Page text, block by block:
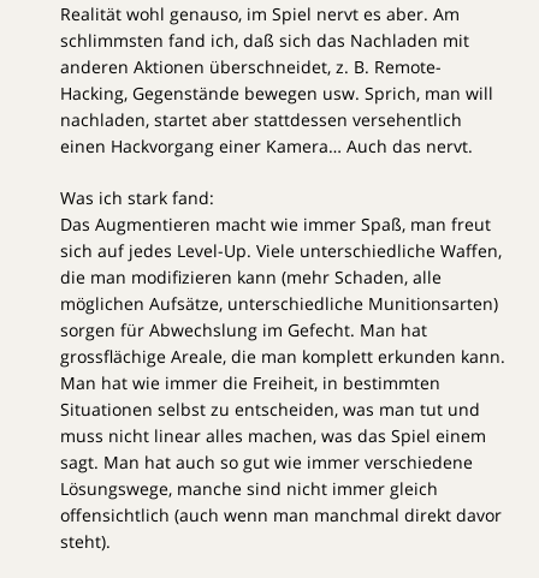
Realität wohl genauso, im Spiel nervt es aber. Am
schlimmsten fand ich, daß sich das Nachladen mit
anderen Aktionen überschneidet, z. B. Remote-
Hacking, Gegenstände bewegen usw. Sprich, man will
nachladen, startet aber stattdessen versehentlich
einen Hackvorgang einer Kamera… Auch das nervt.
Was ich stark fand:
Das Augmentieren macht wie immer Spaß, man freut
sich auf jedes Level-Up. Viele unterschiedliche Waffen,
die man modifizieren kann (mehr Schaden, alle
möglichen Aufsätze, unterschiedliche Munitionsarten)
sorgen für Abwechslung im Gefecht. Man hat
grossflächige Areale, die man komplett erkunden kann.
Man hat wie immer die Freiheit, in bestimmten
Situationen selbst zu entscheiden, was man tut und
muss nicht linear alles machen, was das Spiel einem
sagt. Man hat auch so gut wie immer verschiedene
Lösungswege, manche sind nicht immer gleich
offensichtlich (auch wenn man manchmal direkt davor
steht).